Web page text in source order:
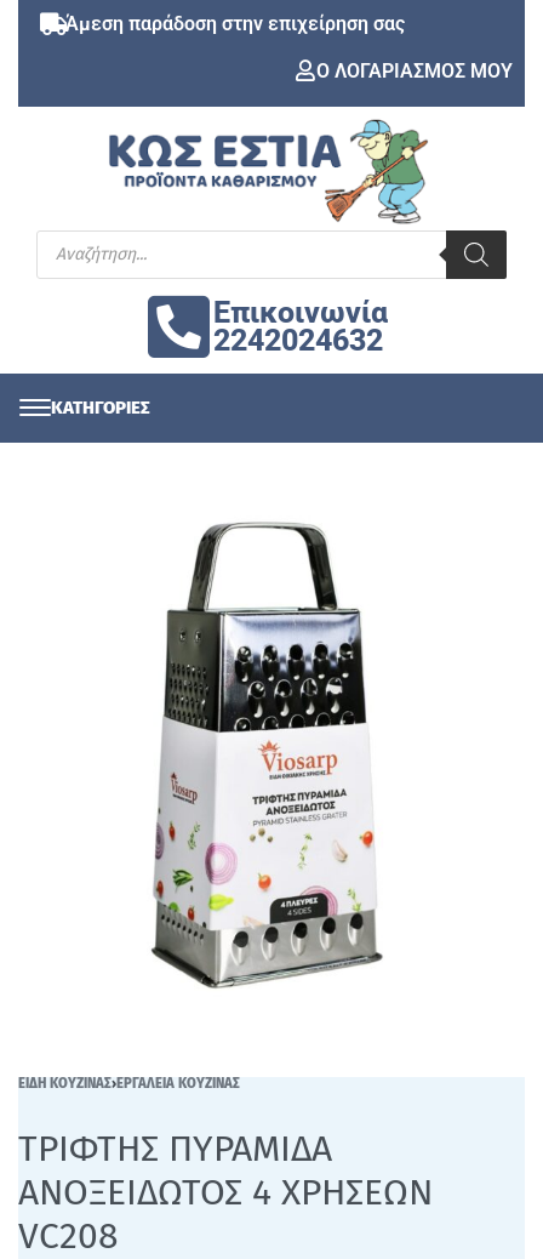
Άμεση παράδοση στην επιχείρηση σας
Ο ΛΟΓΑΡΙΑΣΜΟΣ ΜΟΥ
Επικοινωνία
2242024632
ΕΙΔΗ ΚΟΥΖΙΝΑΣ›ΕΡΓΑΛΕΙΑ ΚΟΥΖΙΝΑΣ
ΤΡΙΦΤΗΣ ΠΥΡΑΜΙΔΑ
ΑΝΟΞΕΙΔΩΤΟΣ 4 ΧΡΗΣΕΩΝ
VC208